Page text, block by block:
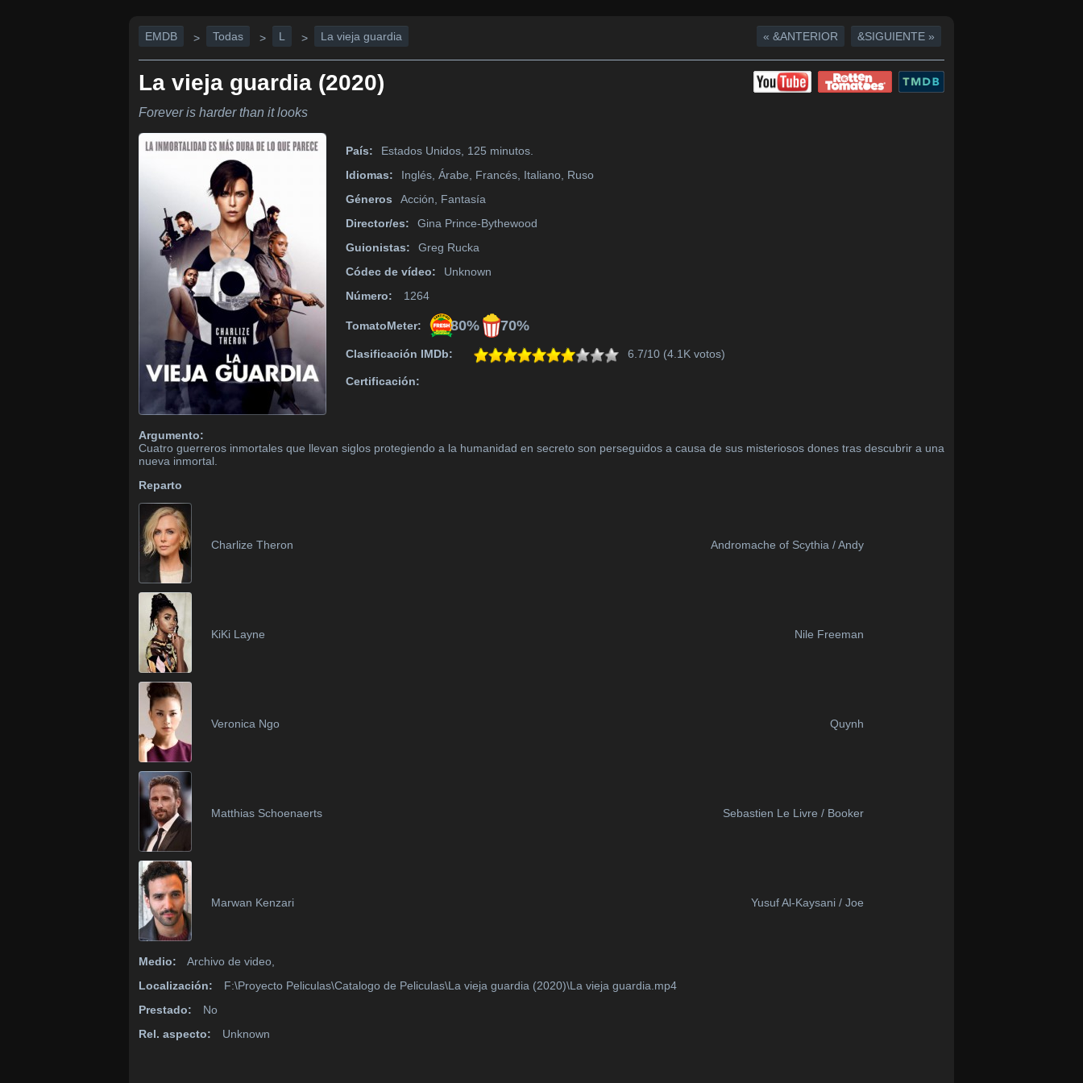
EMDB > Todas > L > La vieja guardia « &ANTERIOR &SIGUIENTE »
La vieja guardia (2020)
Forever is harder than it looks
País:
Estados Unidos, 125 minutos.
Idiomas:
Inglés, Árabe, Francés, Italiano, Ruso
Géneros
Acción, Fantasía
Director/es:
Gina Prince-Bythewood
Guionistas:
Greg Rucka
Códec de vídeo:
Unknown
Número:
1264
TomatoMeter: 80% 70%
Clasificación IMDb: 6.7/10 (4.1K votos)
Certificación:
Argumento:
Cuatro guerreros inmortales que llevan siglos protegiendo a la humanidad en secreto son perseguidos a causa de sus misteriosos dones tras descubrir a una
nueva inmortal.
Reparto
Charlize Theron Andromache of Scythia / Andy
KiKi Layne Nile Freeman
Veronica Ngo Quynh
Matthias Schoenaerts Sebastien Le Livre / Booker
Marwan Kenzari Yusuf Al-Kaysani / Joe
Medio:
Archivo de video,
Localización:
F:\Proyecto Peliculas\Catalogo de Peliculas\La vieja guardia (2020)\La vieja guardia.mp4
Prestado:
No
Rel. aspecto:
Unknown